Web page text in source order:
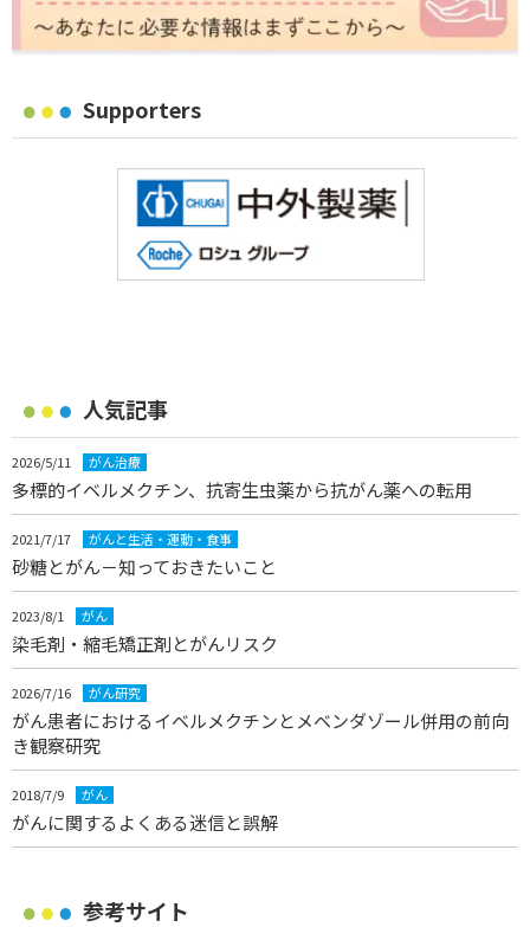
Supporters
人気記事
2026/5/11 がん治療
多標的イベルメクチン、抗寄生虫薬から抗がん薬への転用
2021/7/17 がんと生活・運動・食事
砂糖とがん－知っておきたいこと
2023/8/1 がん
染毛剤・縮毛矯正剤とがんリスク
2026/7/16 がん研究
がん患者におけるイベルメクチンとメベンダゾール併用の前向
き観察研究
2018/7/9 がん
がんに関するよくある迷信と誤解
参考サイト